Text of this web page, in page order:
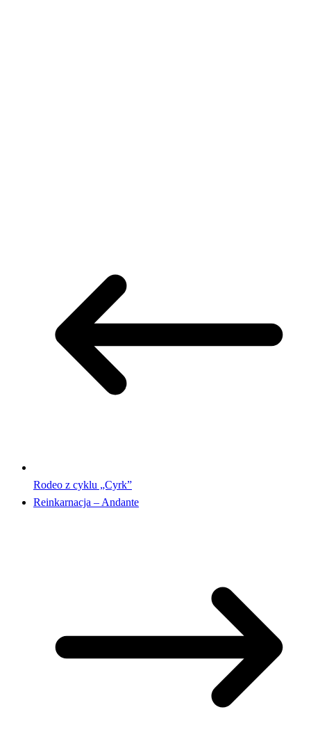
Rodeo z cyklu „Cyrk”
Reinkarnacja – Andante